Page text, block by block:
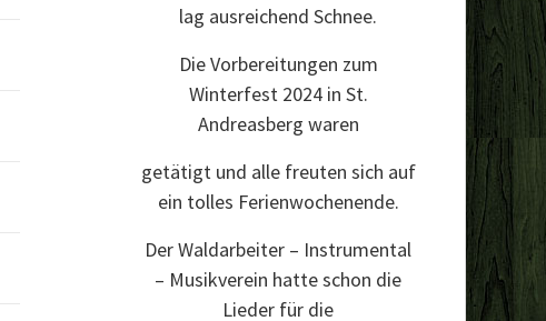
lag ausreichend Schnee.
Die Vorbereitungen zum
Winterfest 2024 in St.
Andreasberg waren
getätigt und alle freuten sich auf
ein tolles Ferienwochenende.
Der Waldarbeiter – Instrumental
– Musikverein hatte schon die
Lieder für die